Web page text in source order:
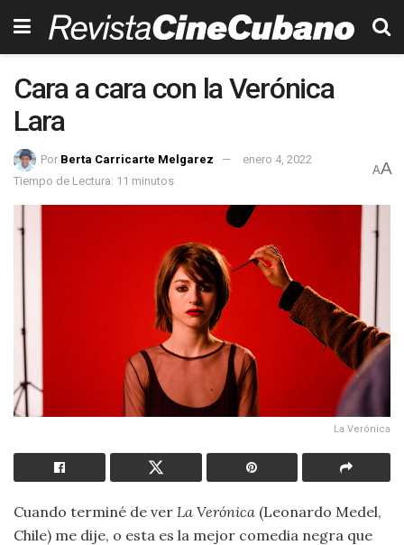
Cara a cara con la Verónica
Lara
Por Berta Carricarte Melgarez
enero 4, 2022
Tiempo de Lectura: 11 minutos
AA
La Verónica
Cuando terminé de ver La Verónica (Leonardo Medel,
Chile) me dije, o esta es la mejor comedia negra que